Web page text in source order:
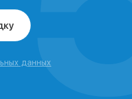
данных